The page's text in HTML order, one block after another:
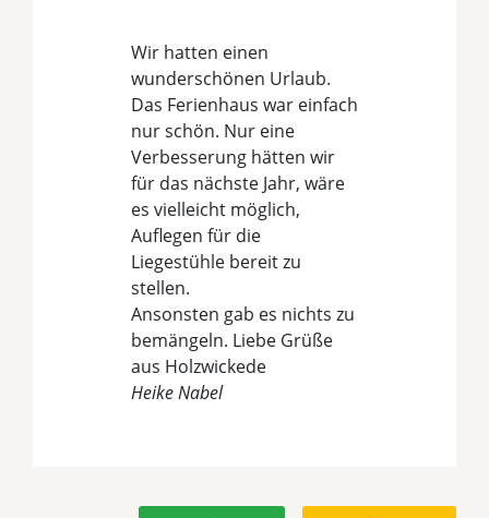
Wir hatten einen
wunderschönen Urlaub.
Das Ferienhaus war einfach
nur schön. Nur eine
Verbesserung hätten wir
für das nächste Jahr, wäre
es vielleicht möglich,
Auflegen für die
Liegestühle bereit zu
stellen.
Ansonsten gab es nichts zu
bemängeln. Liebe Grüße
aus Holzwickede
Heike Nabel